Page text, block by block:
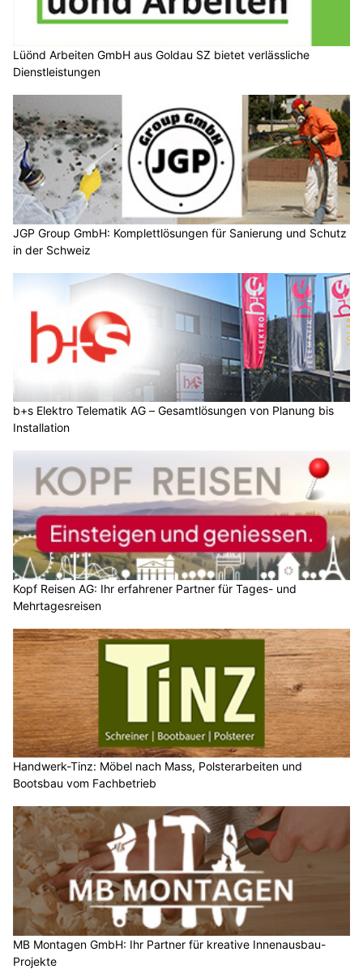
Lüönd Arbeiten GmbH aus Goldau SZ bietet verlässliche
Dienstleistungen
JGP Group GmbH: Komplettlösungen für Sanierung und Schutz
in der Schweiz
b+s Elektro Telematik AG – Gesamtlösungen von Planung bis
Installation
Kopf Reisen AG: Ihr erfahrener Partner für Tages- und
Mehrtagesreisen
Handwerk-Tinz: Möbel nach Mass, Polsterarbeiten und
Bootsbau vom Fachbetrieb
MB Montagen GmbH: Ihr Partner für kreative Innenausbau-
Projekte